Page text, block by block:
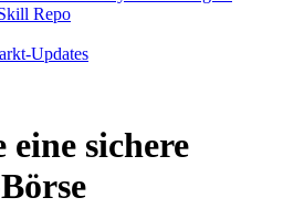
Repo
Updates
eine sichere